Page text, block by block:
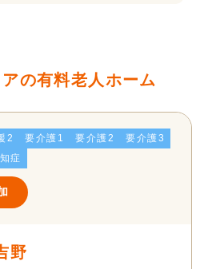
の有料老人ホーム
2 要介護1 要介護2
要介護3
症
野